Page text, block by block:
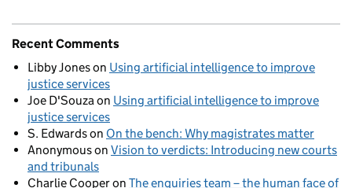
Recent Comments
Libby Joneson Using artificial intelligence to improve
justice services
Joe D'Souzaon Using artificial intelligence to improve
justice services
S. Edwardson On the bench: Why magistrates matter
Anonymouson Vision to verdicts: Introducing new courts
and tribunals
Charlie Cooperon The enquiries team – the human face of